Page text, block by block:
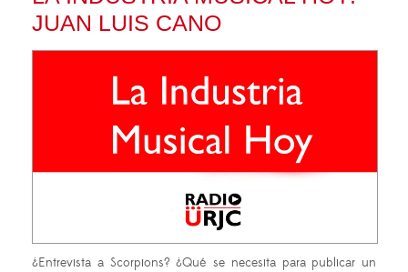
JUAN LUIS CANO
¿Entrevista a Scorpions? ¿Qué se necesita para publicar un